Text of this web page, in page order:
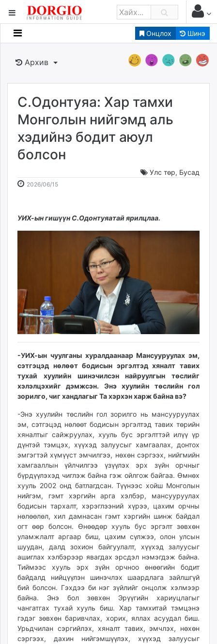
Онцлох Шинэ
Мэдээллийн
Банк санхүү
Бизнес ААН
Төрийн
Нийслэлийн
dorgio.mn
Gogo.mn
news.mn
zindaa.mn
eagle.mn
ergelt.mn
zarig.mn
today.mn
mminfo.mn
ugluu.mn
urlag.mn
unen.mn
shudarga.mn
shuurhai.mn
unuudur.mn
isee.mn
mglradio.com
fact.mn
itoim.mn
tumen.mn
shuum.mn
times.mn
tvmongolia.mn
mass.mn
unegui.mn
assa.mn
toim.mn
tac.mn
unread.today
Архив
С.Одонтуяа: Хар тамхи
Монголын нийгэмд аль
хэдийнэ бодит аюул
болсон
Улс төр, Бусад
2026/06/152026-
14:20:22
2026-
18:34:36
УИХ-ын гишүүн С.Одонтуяатай ярилцлаа.
-УИХ-ын чуулганы хуралдаанаар Мансууруулах эм,
сэтгэцэд нөлөөт бодисын эргэлтэд хяналт тавих
тухай хуулийн шинэчилсэн найруулгын төслийг
хэлэлцэхийг дэмжсэн. Энэ хуулийн төслийн гол
зорилго, чиг хандлагыг Та хэрхэн харж байна вэ?
-Энэ хуулийн төслийн гол зорилго нь мансууруулах
эм, сэтгэцэд нөлөөт бодисын эргэлтэд тавих төрийн
хяналтыг сайжруулах, хууль бус эргэлттэй илүү үр
дүнтэй тэмцэх, хүүхэд залуусыг хамгаалах, донтох
эмгэгтэй хүмүүст эмчилгээ, нөхөн сэргээх, нийгмийн
хамгааллын үйлчилгээ үзүүлэх эрх зүйн орчныг
бүрдүүлэхэд чиглэж байна гэж ойлгож байгаа. Өмнөх
хууль 2002 онд батлагдсан. Түүнээс хойш Монголын
нийгэм, гэмт хэргийн арга хэлбэр, мансууруулах
бодисын тархалт, хэрэглээний хүрээ, цахим орчны
нөлөөлөл, хил дамнасан гэмт хэргийн шинж байдал
огт өөр болсон. Өнөөдөр хууль бус эргэлт зөвхөн
уламжлалт аргаар биш, цахим сүлжээ, олон улсын
шуудан, далд зохион байгуулалт, хүүхэд залуусыг
ашиглах хэлбэрээр явагдах эрсдэл нэмэгдэж байна.
Тиймээс хууль эрх зүйн орчноо өнөөгийн бодит
байдалд нийцүүлэн шинэчлэх шаардлага зайлшгүй
бий болсон. Гэхдээ би нэг зүйлийг онцолж хэлмээр
байна. Энэ бол зөвхөн Эрүүгийн хариуцлагыг
чангатгах тухай хууль биш. Хар тамхитай тэмцэнэ
гэдэг зөвхөн баривчлах, хорих, яллах асуудал биш.
Урьдчилан сэргийлэх, хяналт тавих, эмчлэх, нөхөн
сэргээх, дахин нийгэмшүүлэх, хүүхэд залуусыг